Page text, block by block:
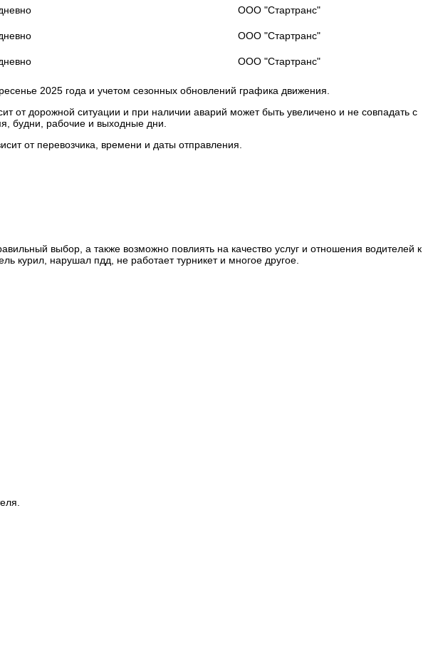
ООО "Стартранс"
ООО "Стартранс"
ООО "Стартранс"
2025 года и учетом сезонных обновлений графика движения.
дорожной ситуации и при наличии аварий может быть увеличено и не совпадать с
будни, рабочие и выходные дни.
от перевозчика, времени и даты отправления.
выбор, а также возможно повлиять на качество услуг и отношения водителей к
курил, нарушал пдд, не работает турникет и многое другое.